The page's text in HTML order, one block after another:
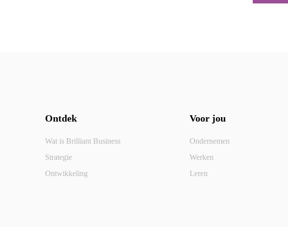
Ontdek
Wat is Brilliant Business
Strategie
Ontwikkeling
Voor jou
Ondernemen
Werken
Leren